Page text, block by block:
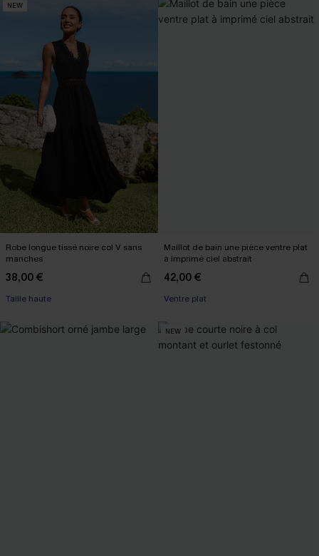
NEW
Robe longue tissé noire col V sans
manches
38,00 €
Taille haute
Maillot de bain une pièce ventre plat
à imprimé ciel abstrait
42,00 €
Ventre plat
NEW